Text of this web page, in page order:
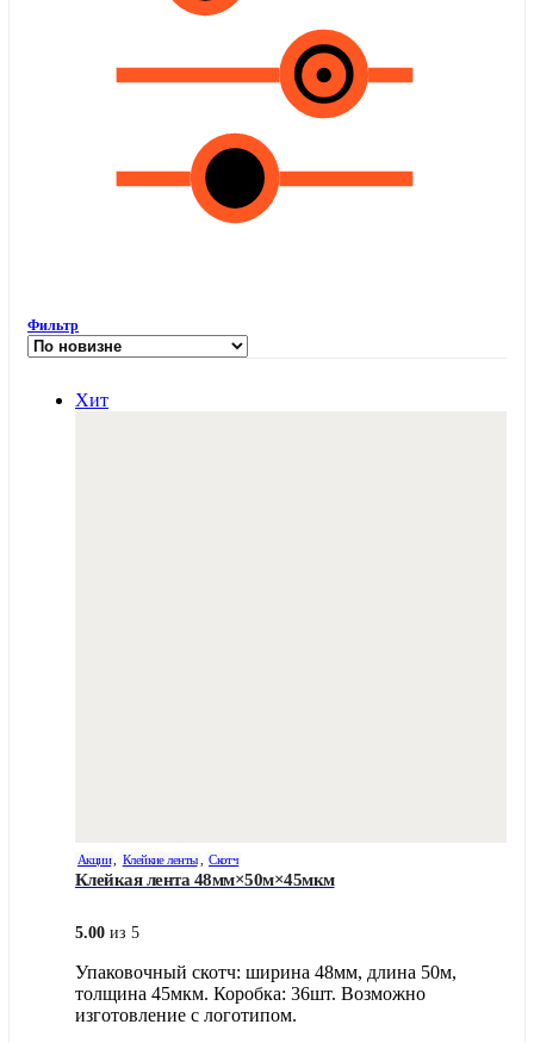
Фильтр
Хит
Акции, Клейкие ленты , Скотч
Клейкая лента 48мм×50м×45мкм
5.00 из 5
Упаковочный скотч: ширина 48мм, длина 50м,
толщина 45мкм. Коробка: 36шт. Возможно
изготовление с логотипом.